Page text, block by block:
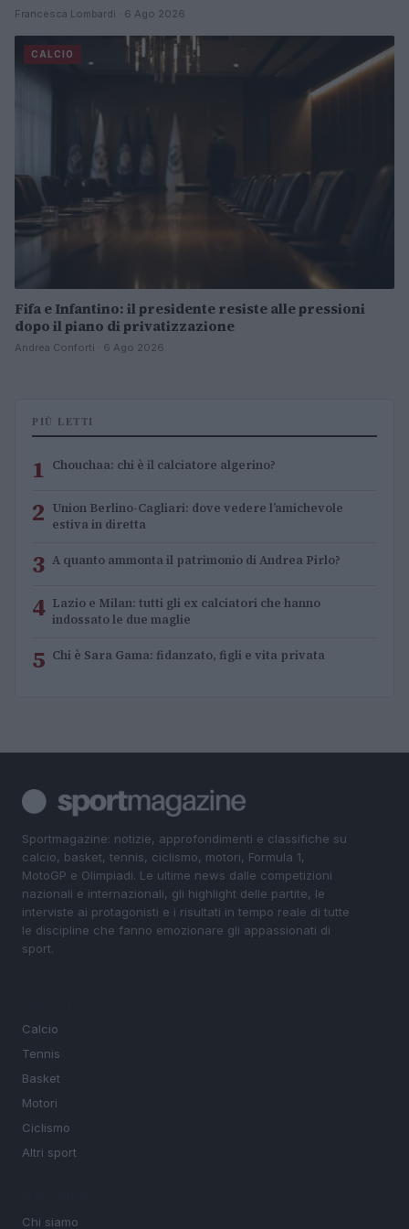
Francesca Lombardi · 6 Ago 2026
CALCIO
Fifa e Infantino: il presidente resiste alle pressioni
dopo il piano di privatizzazione
Andrea Conforti · 6 Ago 2026
PIÙ LETTI
1 Chouchaa: chi è il calciatore algerino?
2 Union Berlino-Cagliari: dove vedere l’amichevole
estiva in diretta
3 A quanto ammonta il patrimonio di Andrea Pirlo?
4 Lazio e Milan: tutti gli ex calciatori che hanno
indossato le due maglie
5 Chi è Sara Gama: fidanzato, figli e vita privata
Sportmagazine: notizie, approfondimenti e classifiche su
calcio, basket, tennis, ciclismo, motori, Formula 1,
MotoGP e Olimpiadi. Le ultime news dalle competizioni
nazionali e internazionali, gli highlight delle partite, le
interviste ai protagonisti e i risultati in tempo reale di tutte
le discipline che fanno emozionare gli appassionati di
sport.
Calcio
Tennis
Basket
Motori
Ciclismo
Altri sport
Chi siamo